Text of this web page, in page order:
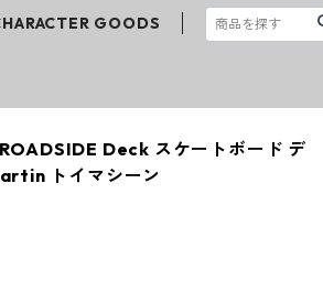
GOODS
Deck スケートボード デ
トイマシーン